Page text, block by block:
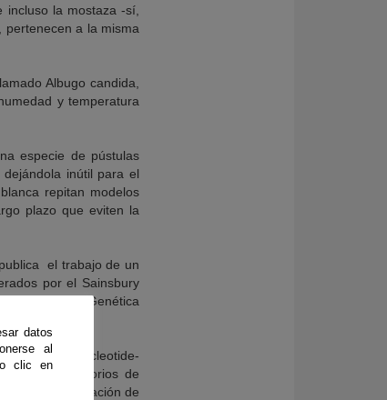
la mostaza -sí,
pertenecen a la misma
Albugo candida,
y temperatura
especie de pústulas
inútil para el
repitan modelos
plazo que eviten la
publica el trabajo de un
por el Sainsbury
de Genética
del tipo «nucleotide-
en los laboratorios de
la identificación de
datos
al
clic en